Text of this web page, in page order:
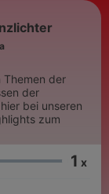
Themen der
der
bei unseren
zum
1 x